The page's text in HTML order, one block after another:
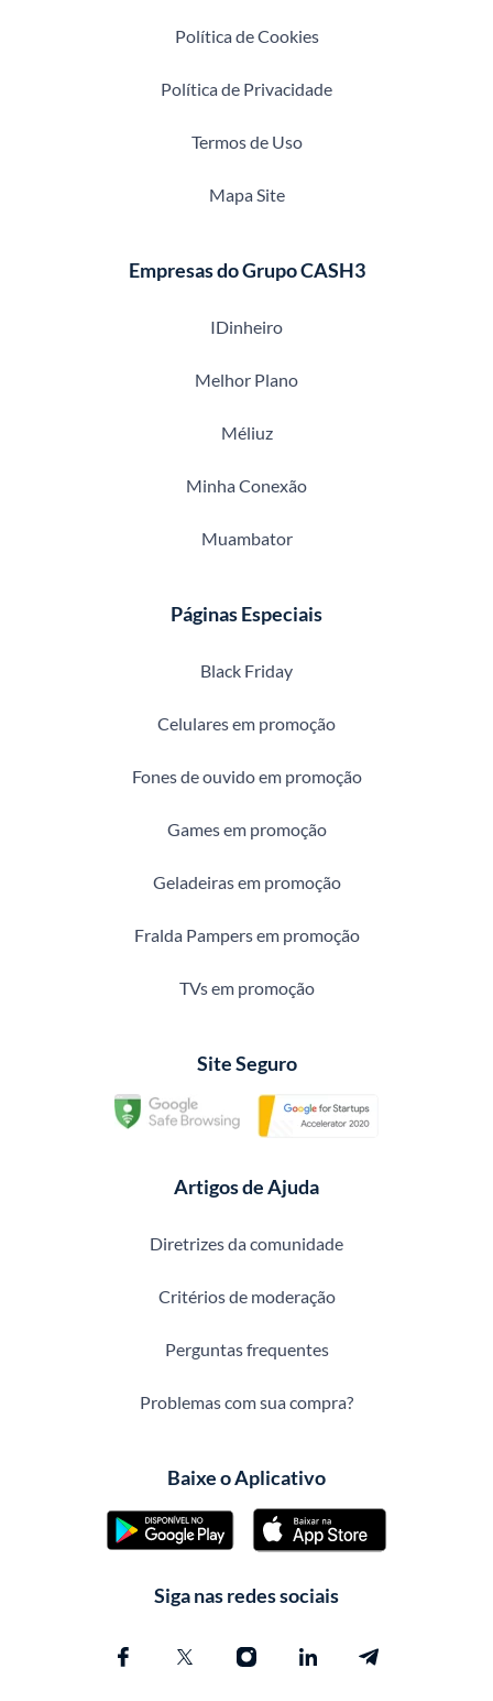
Política de Cookies
Política de Privacidade
Termos de Uso
Mapa Site
Empresas do Grupo CASH3
IDinheiro
Melhor Plano
Méliuz
Minha Conexão
Muambator
Páginas Especiais
Black Friday
Celulares em promoção
Fones de ouvido em promoção
Games em promoção
Geladeiras em promoção
Fralda Pampers em promoção
TVs em promoção
Site Seguro
Artigos de Ajuda
Diretrizes da comunidade
Critérios de moderação
Perguntas frequentes
Problemas com sua compra?
Baixe o Aplicativo
Siga nas redes sociais